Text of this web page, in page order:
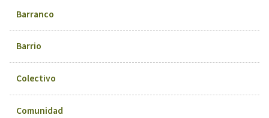
Barranco
Barrio
Colectivo
Comunidad